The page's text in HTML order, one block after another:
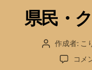
県民・
投
作成者: こ
県
コメ